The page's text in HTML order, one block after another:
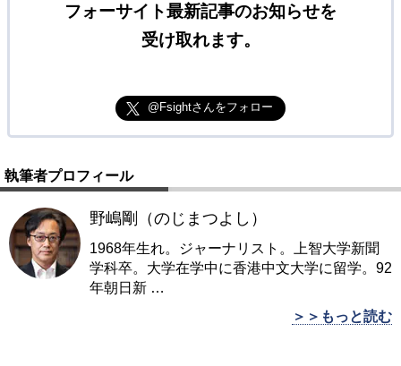
フォーサイト最新記事のお知らせを
受け取れます。
@Fsightさんをフォロー
執筆者プロフィール
野嶋剛（のじまつよし）
1968年生れ。ジャーナリスト。上智大学新聞
学科卒。大学在学中に香港中文大学に留学。92
年朝日新 …
＞＞もっと読む